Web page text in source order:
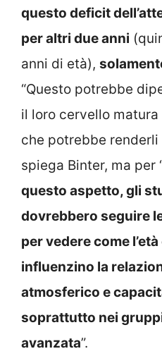
questo deficit
per altri due anni
anni di età),
“Questo potrebbe
il loro cervello
che potrebbe
spiega Binter, ma per
questo aspetto, gli
dovrebbero seguire
per vedere come
influenzino la
atmosferico e
soprattutto nei
avanzata”.